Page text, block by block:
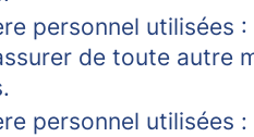
personnel utilisées
de toute autre
personnel